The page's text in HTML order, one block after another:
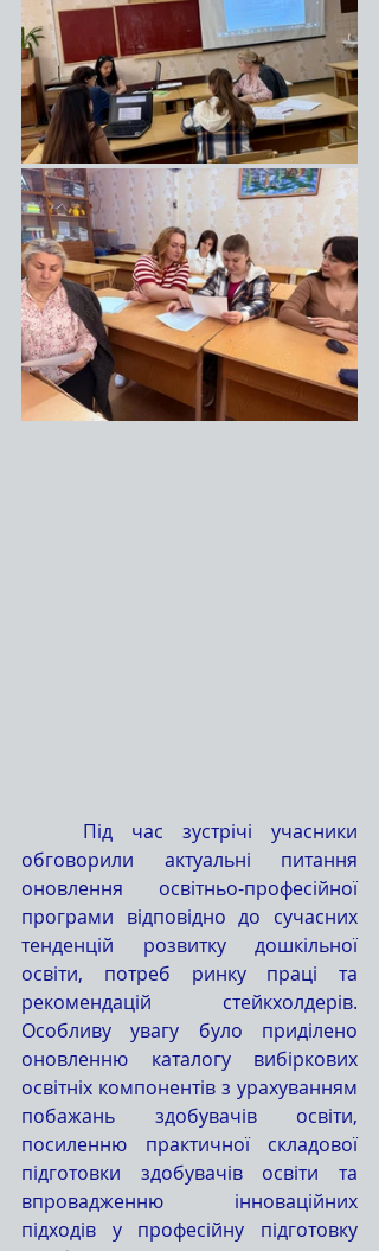
обговорили актуальні питання
оновлення освітньо-професійної
програми відповідно до сучасних
тенденцій розвитку дошкільної
освіти, потреб ринку праці та
рекомендацій стейкхолдерів.
Особливу увагу було приділено
оновленню каталогу вибіркових
освітніх компонентів з урахуванням
побажань здобувачів освіти,
посиленню практичної складової
підготовки здобувачів освіти та
впровадженню інноваційних
підходів у професійну підготовку